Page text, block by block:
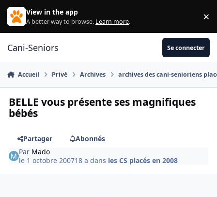
Aller au contenu
View in the app
A better way to browse. Learn more. ×
Cani-Seniors Se connecter
Accueil Privé Archives archives des cani-senioriens
BELLE vous présente ses magnifiques
bébés
Partager
Abonnés
Par Mado
le 1 octobre 200718 a dans les CS placés en 2008